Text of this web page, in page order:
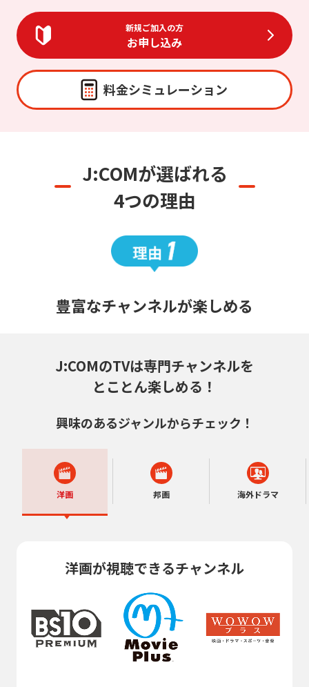
新規ご加入の方
お申し込み
料金シミュレーション
J:COMが選ばれる
4つの理由
豊富なチャンネルが楽しめる
J:COMのTVは専門チャンネルを
とことん楽しめる！
興味のあるジャンルからチェック！
洋画 邦画 海外ドラマ
洋画が視聴できるチャンネル